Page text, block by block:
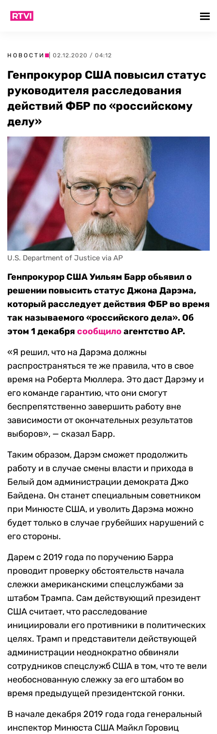
НОВОСТИ | 02.12.2020 / 04:12
Генпрокурор США повысил статус
руководителя расследования
действий ФБР по «российскому
делу»
U.S. Department of Justice via AP
Генпрокурор США Уильям Барр обьявил о
решении повысить статус Джона Дарэма,
который расследует действия ФБР во время
так называемого «российского дела». Об
этом 1 декабря сообщилоагентство AP.
«Я решил, что на Дарэма должны
распространяться те же правила, что в свое
время на Роберта Мюллера. Это даст Дарэму и
его команде гарантию, что они смогут
беспрепятственно завершить работу вне
зависимости от окончательных результатов
выборов», — сказал Барр.
Таким образом, Дарэм сможет продолжить
работу и в случае смены власти и прихода в
Белый дом администрации демократа Джо
Байдена. Он станет специальным советником
при Минюсте США, и уволить Дарэма можно
будет только в случае грубейших нарушений с
его стороны.
Дарем с 2019 года по поручению Барра
проводит проверку обстоятельств начала
слежки американскими спецслужбами за
штабом Трампа. Сам действующий президент
США считает, что расследование
инициировали его противники в политических
целях. Трамп и представители действующей
администрации неоднократно обвиняли
сотрудников спецслужб США в том, что те вели
необоснованную слежку за его штабом во
время предыдущей президентской гонки.
В начале декабря 2019 года года генеральный
инспектор Минюста США Майкл Горовиц